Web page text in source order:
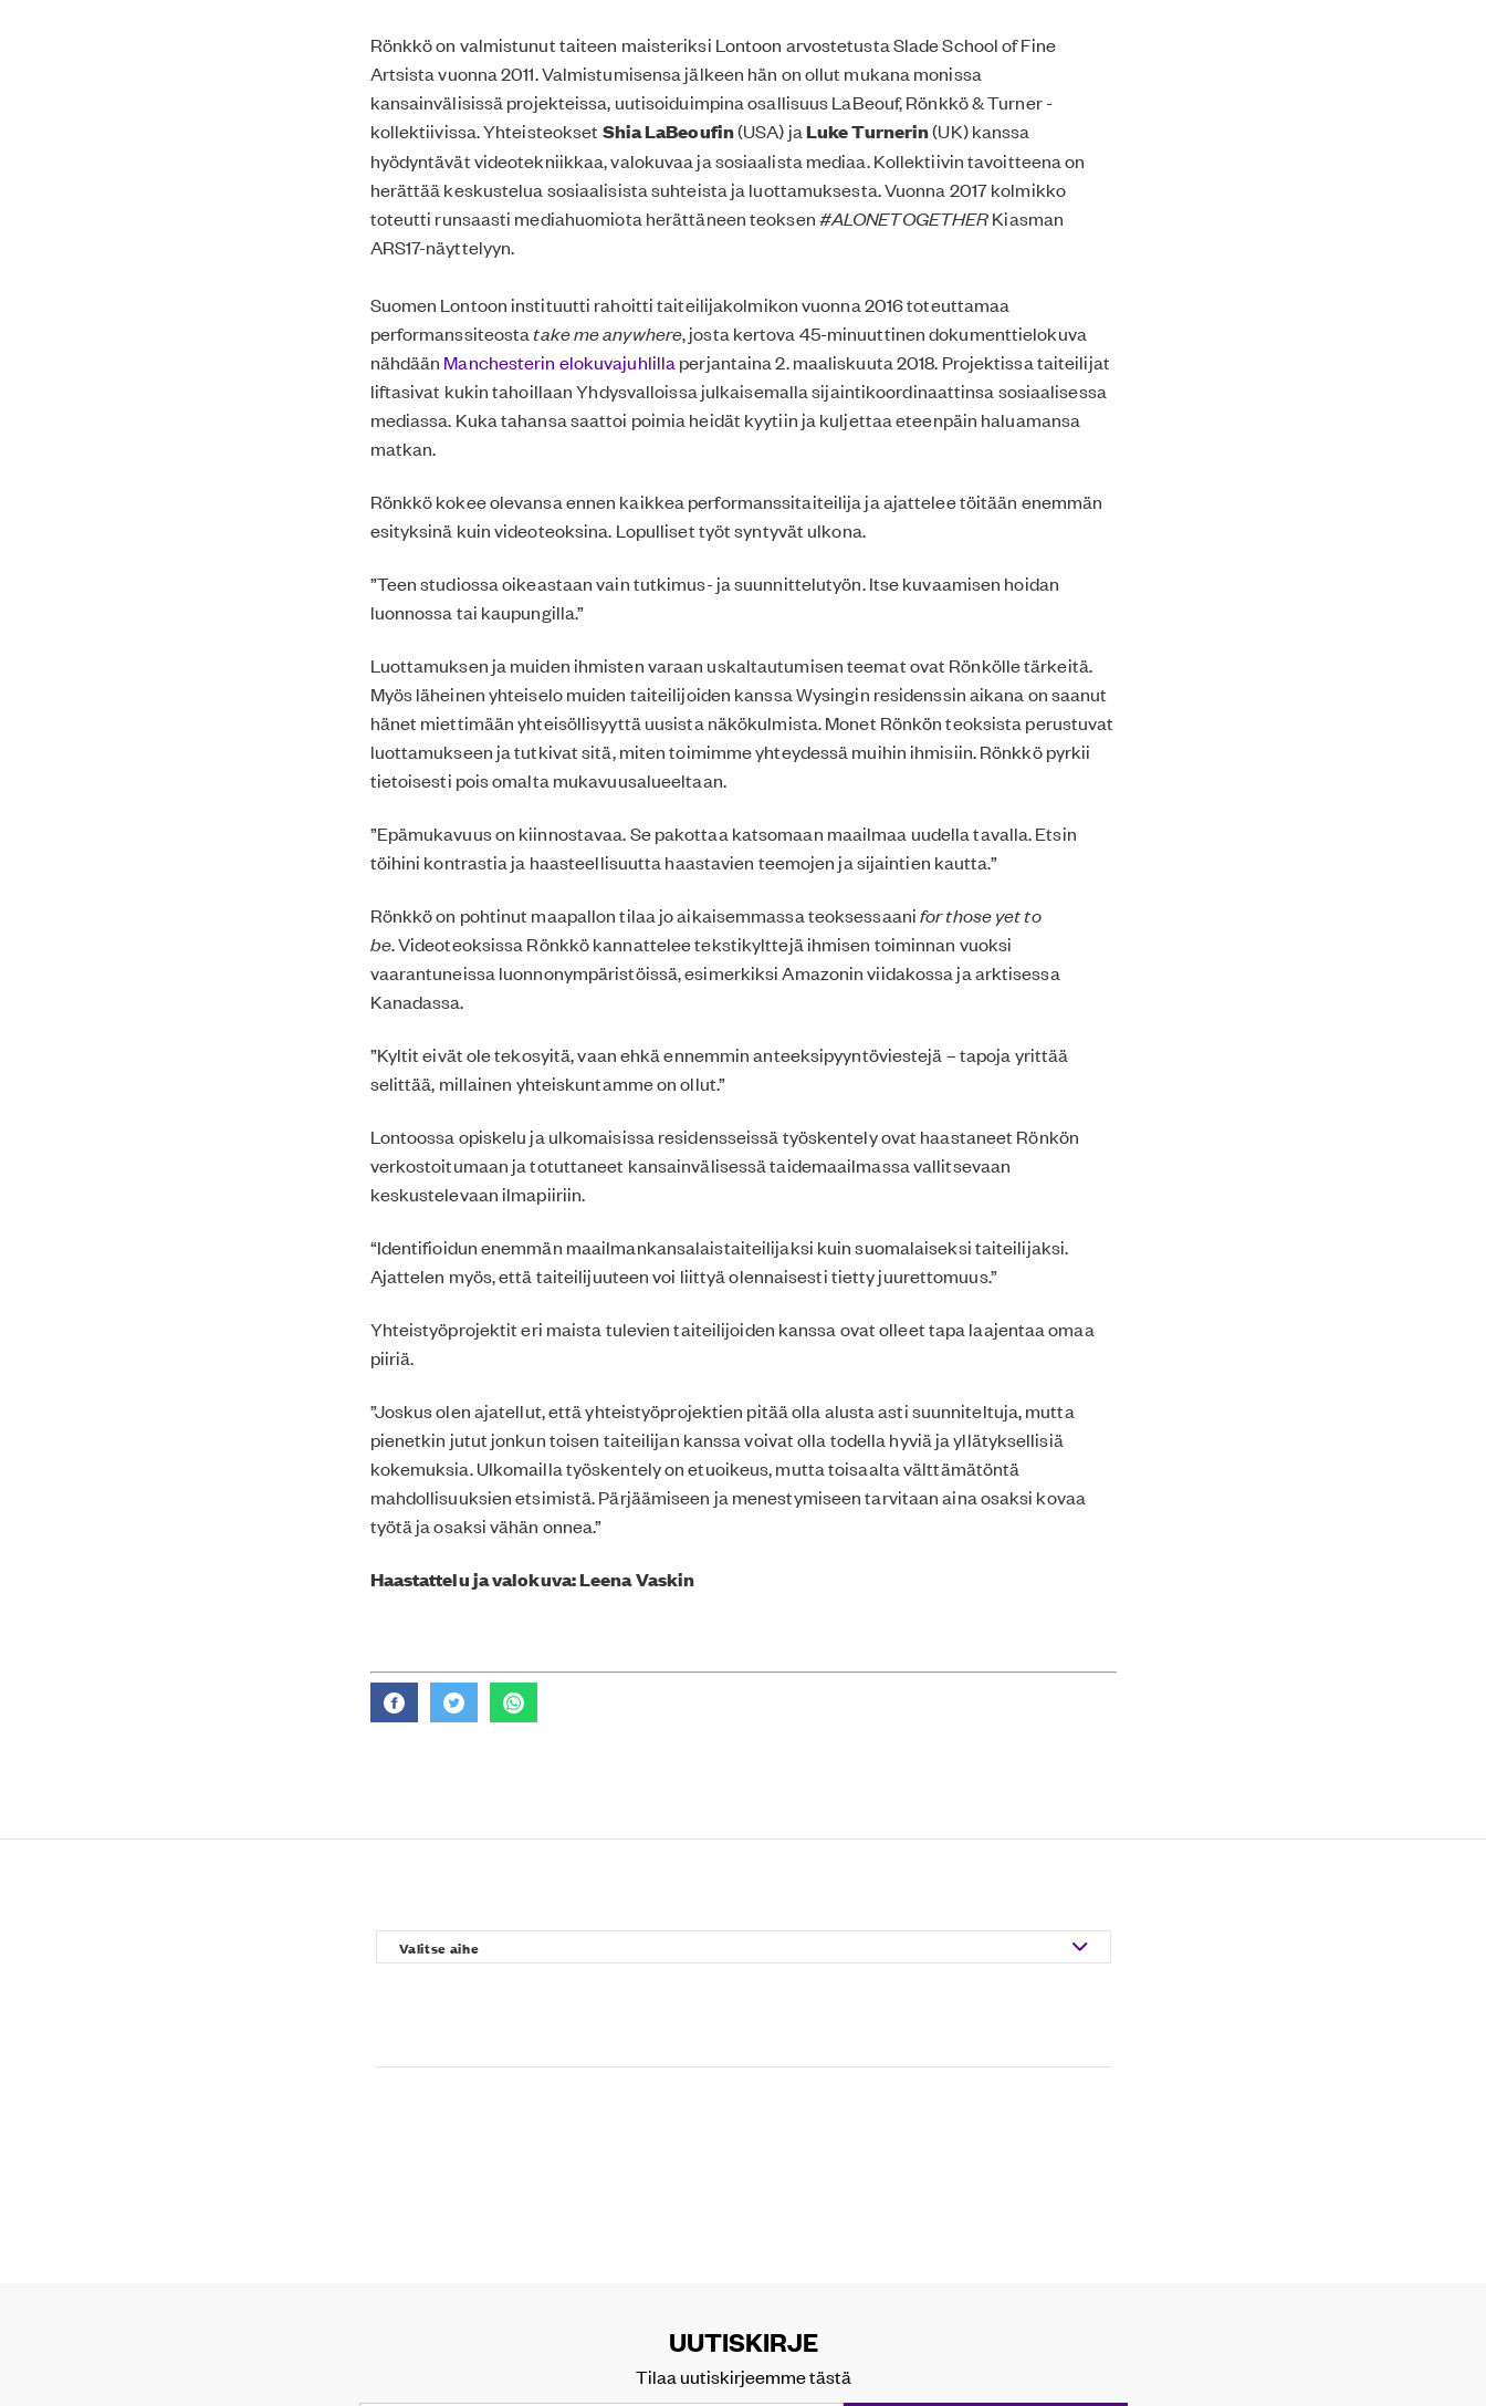
Rönkkö on valmistunut taiteen maisteriksi Lontoon arvostetusta Slade School of Fine
Artsista vuonna 2011. Valmistumisensa jälkeen hän on ollut mukana monissa
kansainvälisissä projekteissa, uutisoiduimpina osallisuus LaBeouf, Rönkkö & Turner -
kollektiivissa. Yhteisteokset Shia LaBeoufin(USA) jaLuke Turnerin(UK) kanssa
hyödyntävät videotekniikkaa, valokuvaa ja sosiaalista mediaa. Kollektiivin tavoitteena on
herättää keskustelua sosiaalisista suhteista ja luottamuksesta. Vuonna 2017 kolmikko
toteutti runsaasti mediahuomiota herättäneen teoksen#ALONETOGETHERKiasman
ARS17-näyttelyyn.
Suomen Lontoon instituutti rahoitti taiteilijakolmikon vuonna 2016 toteuttamaa
performanssiteosta take me anywhere, josta kertova 45-minuuttinen dokumenttielokuva
nähdään Manchesterin elokuvajuhlilla perjantaina 2. maaliskuuta 2018. Projektissa taiteilijat
liftasivat kukin tahoillaan Yhdysvalloissa julkaisemalla sijaintikoordinaattinsa sosiaalisessa
mediassa. Kuka tahansa saattoi poimia heidät kyytiin ja kuljettaa eteenpäin haluamansa
matkan.
Rönkkö kokee olevansa ennen kaikkea performanssitaiteilija ja ajattelee töitään enemmän
esityksinä kuin videoteoksina. Lopulliset työt syntyvät ulkona.
”Teen studiossa oikeastaan vain tutkimus- ja suunnittelutyön. Itse kuvaamisen hoidan
luonnossa tai kaupungilla.”
Luottamuksen ja muiden ihmisten varaan uskaltautumisen teemat ovat Rönkölle tärkeitä.
Myös läheinen yhteiselo muiden taiteilijoiden kanssa Wysingin residenssin aikana on saanut
hänet miettimään yhteisöllisyyttä uusista näkökulmista. Monet Rönkön teoksista perustuvat
luottamukseen ja tutkivat sitä, miten toimimme yhteydessä muihin ihmisiin. Rönkkö pyrkii
tietoisesti pois omalta mukavuusalueeltaan.
”Epämukavuus on kiinnostavaa. Se pakottaa katsomaan maailmaa uudella tavalla. Etsin
töihini kontrastia ja haasteellisuutta haastavien teemojen ja sijaintien kautta.”
Rönkkö on pohtinut maapallon tilaa jo aikaisemmassa teoksessaanifor those yet to
be. Videoteoksissa Rönkkö kannattelee tekstikylttejä ihmisen toiminnan vuoksi
vaarantuneissa luonnonympäristöissä, esimerkiksi Amazonin viidakossa ja arktisessa
Kanadassa.
”Kyltit eivät ole tekosyitä, vaan ehkä ennemmin anteeksipyyntöviestejä – tapoja yrittää
selittää, millainen yhteiskuntamme on ollut.”
Lontoossa opiskelu ja ulkomaisissa residensseissä työskentely ovat haastaneet Rönkön
verkostoitumaan ja totuttaneet kansainvälisessä taidemaailmassa vallitsevaan
keskustelevaan ilmapiiriin.
“Identifioidun enemmän maailmankansalaistaiteilijaksi kuin suomalaiseksi taiteilijaksi.
Ajattelen myös, että taiteilijuuteen voi liittyä olennaisesti tietty juurettomuus.”
Yhteistyöprojektit eri maista tulevien taiteilijoiden kanssa ovat olleet tapa laajentaa omaa
piiriä.
”Joskus olen ajatellut, että yhteistyöprojektien pitää olla alusta asti suunniteltuja, mutta
pienetkin jutut jonkun toisen taiteilijan kanssa voivat olla todella hyviä ja yllätyksellisiä
kokemuksia. Ulkomailla työskentely on etuoikeus, mutta toisaalta välttämätöntä
mahdollisuuksien etsimistä. Pärjäämiseen ja menestymiseen tarvitaan aina osaksi kovaa
työtä ja osaksi vähän onnea.”
Haastattelu ja valokuva: Leena Vaskin
UUTISKIRJE
Tilaa uutiskirjeemme tästä